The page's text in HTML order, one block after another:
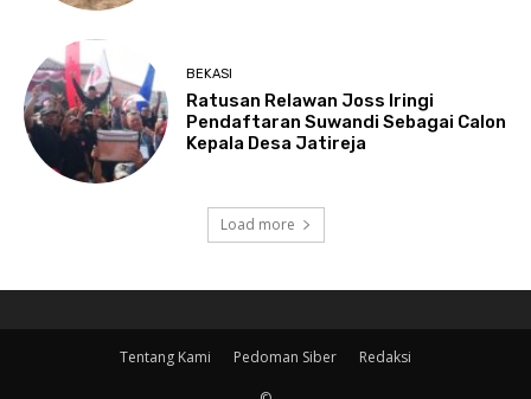
BEKASI
Ratusan Relawan Joss Iringi
Pendaftaran Suwandi Sebagai Calon
Kepala Desa Jatireja
Load more
Tentang Kami Pedoman Siber Redaksi